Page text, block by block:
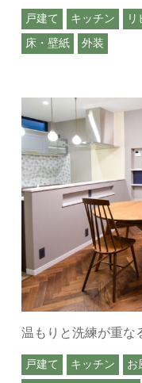
戸建て キッチン
床・壁紙
外装
温もりと洗練が重な
戸建て キッチン お